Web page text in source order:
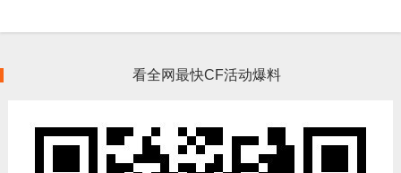
看全网最快CF活动爆料